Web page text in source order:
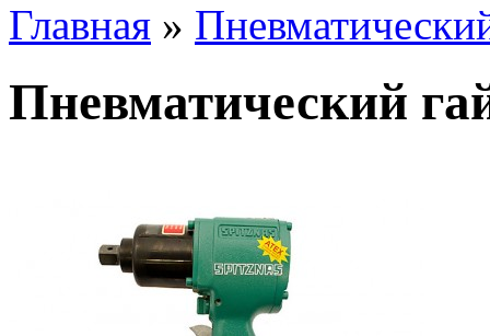
Главная »
Пневматический